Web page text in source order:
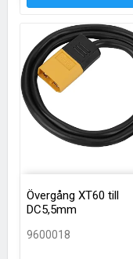
Övergång XT60 till
DC5,5mm
9600018